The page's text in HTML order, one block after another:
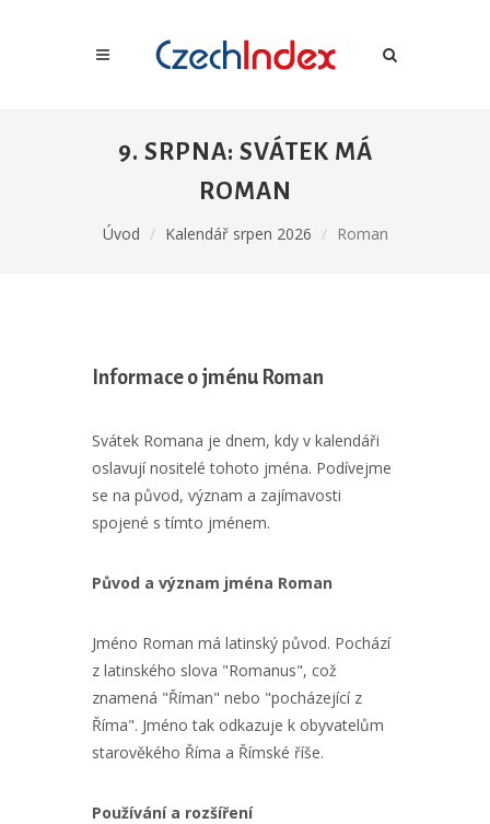
9. SRPNA: SVÁTEK MÁ
ROMAN
Úvod Kalendář srpen 2026 Roman
Informace o jménu Roman
Svátek Romana je dnem, kdy v kalendáři
oslavují nositelé tohoto jména. Podívejme
se na původ, význam a zajímavosti
spojené s tímto jménem.
Původ a význam jména Roman
Jméno Roman má latinský původ. Pochází
z latinského slova "Romanus", což
znamená "Říman" nebo "pocházející z
Říma". Jméno tak odkazuje k obyvatelům
starověkého Říma a Římské říše.
Používání a rozšíření